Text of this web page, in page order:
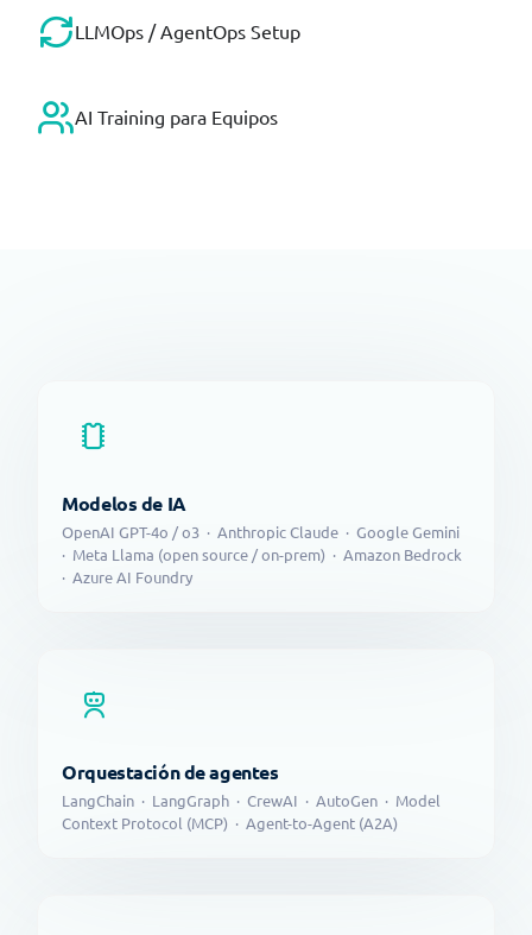
LLMOps / AgentOps Setup
AI Training para Equipos
Modelos de IA
OpenAI GPT-4o / o3 · Anthropic Claude · Google Gemini
· Meta Llama (open source / on-prem) · Amazon Bedrock
· Azure AI Foundry
Orquestación de agentes
LangChain · LangGraph · CrewAI · AutoGen · Model
Context Protocol (MCP) · Agent-to-Agent (A2A)